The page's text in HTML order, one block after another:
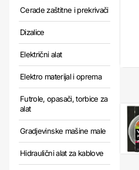
Cerade zaštitne i prekrivači
Dizalice
Električni alat
Elektro materijal i oprema
Futrole, opasači, torbice za
alat
Gradjevinske mašine male
Hidraulični alat za kablove